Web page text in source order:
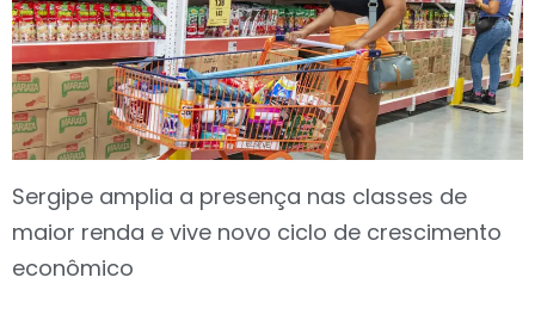
Sergipe amplia a presença nas classes de
maior renda e vive novo ciclo de crescimento
econômico